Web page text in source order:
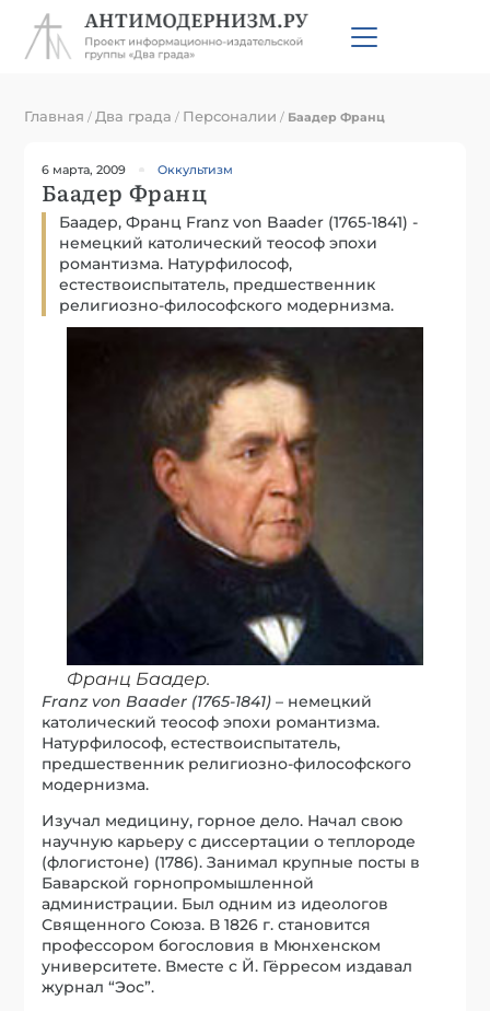
Главная / Два града / Персоналии / Баадер Франц
6 марта, 2009 Оккультизм
Баадер Франц
Баадер, Франц Franz von Baader (1765-1841) -
немецкий католический теософ эпохи
романтизма. Натурфилософ,
естествоиспытатель, предшественник
религиозно-философского модернизма.
Франц Баадер.
Franz vonBaader (1765-1841) – немецкий
католический теософ эпохи романтизма.
Натурфилософ, естествоиспытатель,
предшественник религиозно-философского
модернизма.
Изучал медицину, горное дело. Начал свою
научную карьеру с диссертации о теплороде
(флогистоне) (1786). Занимал крупные посты в
Баварской горнопромышленной
администрации. Был одним из идеологов
Священного Союза. В 1826 г. становится
профессором богословия в Мюнхенском
университете. Вместе с Й. Гёрресом издавал
журнал “Эос”.